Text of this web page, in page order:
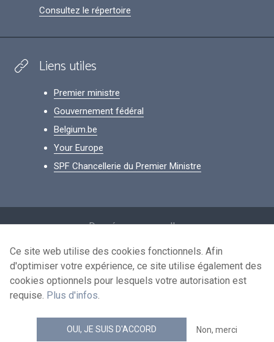
Consultez le répertoire
Liens utiles
Premier ministre
Gouvernement fédéral
Belgium.be
Your Europe
SPF Chancellerie du Premier Ministre
Données personnelles
Conditions de réutilisation
Contactez-nous
news.belgium flux RSS
Ce site web utilise des cookies fonctionnels. Afin
d'optimiser votre expérience, ce site utilise également des
cookies optionnels pour lesquels votre autorisation est
requise. Plus d'infos.
OUI, JE SUIS D'ACCORD Non, merci